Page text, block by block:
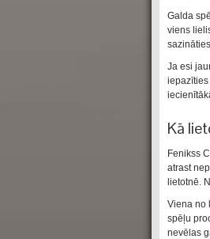
Galda
viens
Ja esi
Kā
Fenikss
atrast
lietotnē.
Viena no
spēļu
nevēlas